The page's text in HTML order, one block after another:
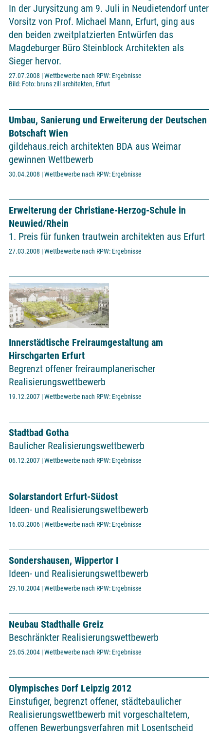
In der Jurysitzung am 9. Juli in Neudietendorf unter
Vorsitz von Prof. Michael Mann, Erfurt, ging aus
den beiden zweitplatzierten Entwürfen das
Magdeburger Büro Steinblock Architekten als
Sieger hervor.
27.07.2008 | Wettbewerbe nach RPW: Ergebnisse
Bild: Foto: bruns zill architekten, Erfurt
Umbau, Sanierung und Erweiterung der Deutschen
Botschaft Wien
gildehaus.reich architekten BDA aus Weimar
gewinnen Wettbewerb
30.04.2008 | Wettbewerbe nach RPW: Ergebnisse
Erweiterung der Christiane-Herzog-Schule in
Neuwied/Rhein
1. Preis für funken trautwein architekten aus Erfurt
27.03.2008 | Wettbewerbe nach RPW: Ergebnisse
Innerstädtische Freiraumgestaltung am
Hirschgarten Erfurt
Begrenzt offener freiraumplanerischer
Realisierungswettbewerb
19.12.2007 | Wettbewerbe nach RPW: Ergebnisse
Stadtbad Gotha
Baulicher Realisierungswettbewerb
06.12.2007 | Wettbewerbe nach RPW: Ergebnisse
Solarstandort Erfurt-Südost
Ideen- und Realisierungswettbewerb
16.03.2006 | Wettbewerbe nach RPW: Ergebnisse
Sondershausen, Wippertor I
Ideen- und Realisierungswettbewerb
29.10.2004 | Wettbewerbe nach RPW: Ergebnisse
Neubau Stadthalle Greiz
Beschränkter Realisierungswettbewerb
25.05.2004 | Wettbewerbe nach RPW: Ergebnisse
Olympisches Dorf Leipzig 2012
Einstufiger, begrenzt offener, städtebaulicher
Realisierungswettbewerb mit vorgeschaltetem,
offenen Bewerbungsverfahren mit Losentscheid